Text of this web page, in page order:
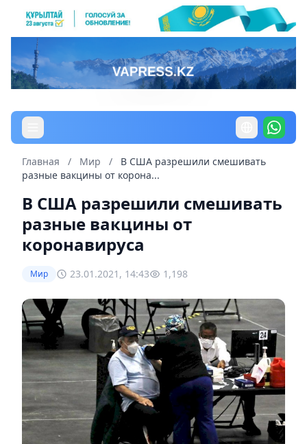
Главная / Мир /
В США разрешили смешивать
разные вакцины от корона...
В США разрешили смешивать
разные вакцины от
коронавируса
Мир 23.01.2021, 14:43 1,198